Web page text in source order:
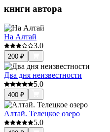
книги автора
На Алтай
3.0
200 ₽
Два дня неизвестности
5.0
400 ₽
Алтай. Телецкое озеро
5.0